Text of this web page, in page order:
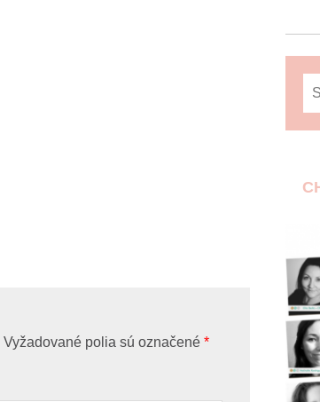
Vyžadované polia sú označené *